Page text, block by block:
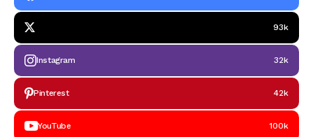
93k
Instagram 32k
Pinterest 42k
YouTube 100k